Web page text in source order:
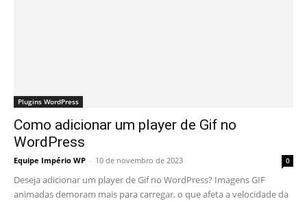
Plugins WordPress
Como adicionar um player de Gif no
WordPress
Equipe Império WP - 10 de novembro de 2023 0
Deseja adicionar um player de Gif no WordPress? Imagens GIF
animadas demoram mais para carregar, o que afeta a velocidade da